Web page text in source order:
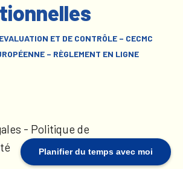
Planifier du temps avec moi
ET DE CONTRÔLE – CECMC
– RÈGLEMENT EN LIGNE
- Politique de